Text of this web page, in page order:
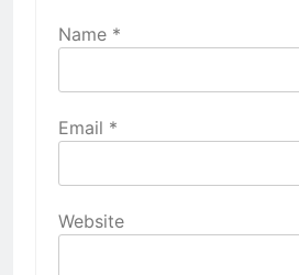
Name *
Email *
Website